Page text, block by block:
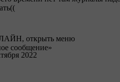
2022